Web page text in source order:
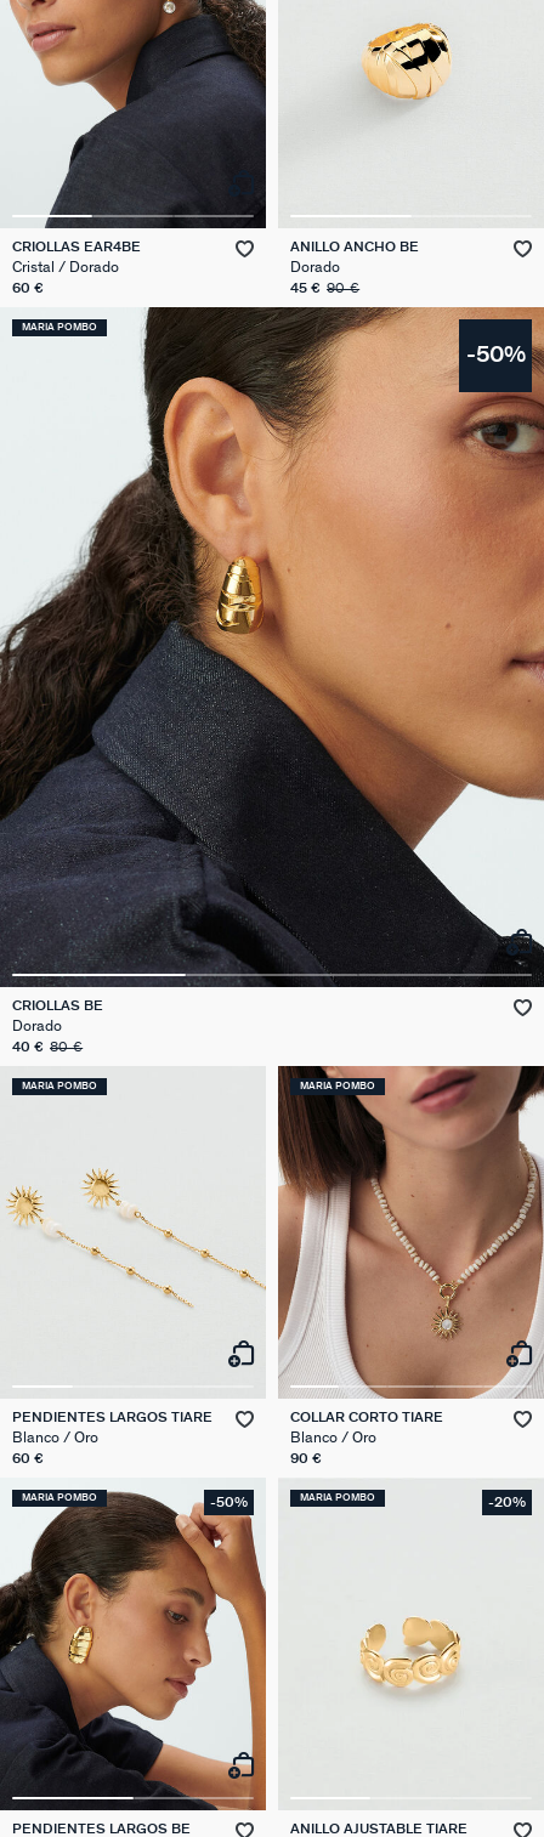
CRIOLLAS EAR4BE
Cristal / Dorado
60 €
ANILLO ANCHO BE
Dorado
45 € 90 €
MARIA POMBO
-50%
CRIOLLAS BE
Dorado
40 € 80 €
MARIA POMBO
PENDIENTES LARGOS TIARE
Blanco / Oro
60 €
MARIA POMBO
COLLAR CORTO TIARE
Blanco / Oro
90 €
MARIA POMBO -50%
PENDIENTES LARGOS BE
MARIA POMBO -20%
ANILLO AJUSTABLE TIARE